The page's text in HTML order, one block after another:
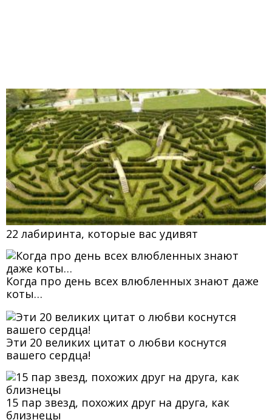
22 лабиринта, которые вас удивят
Когда про день всех влюбленных знают даже
коты…
Эти 20 великих цитат о любви коснутся
вашего сердца!
15 пар звезд, похожих друг на друга, как
близнецы